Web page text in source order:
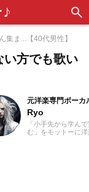
集ま...【40代男性】
い方でも歌い
元洋楽専門ボーカ
Ryo
「小手先から学ん
む」をモットーに